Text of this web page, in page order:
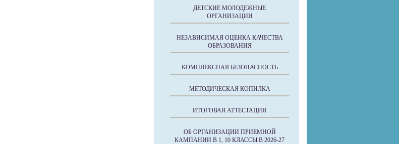
ДЕТСКИЕ МОЛОДЕЖНЫЕ
ОРГАНИЗАЦИИ
НЕЗАВИСИМАЯ ОЦЕНКА КАЧЕСТВА
ОБРАЗОВАНИЯ
КОМПЛЕКСНАЯ БЕЗОПАСНОСТЬ
МЕТОДИЧЕСКАЯ КОПИЛКА
ИТОГОВАЯ АТТЕСТАЦИЯ
ОБ ОРГАНИЗАЦИИ ПРИЕМНОЙ
КАМПАНИИ В 1, 10 КЛАССЫ В 2026-27